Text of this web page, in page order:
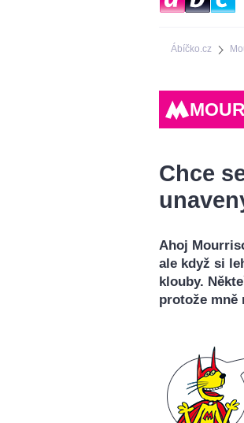
Ábíčko.cz
Chce
Ahoj
ale když si
klouby.
protože mně